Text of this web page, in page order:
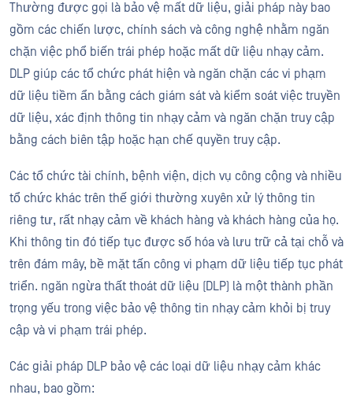
Thường được gọi là bảo vệ mất dữ liệu, giải pháp này bao
gồm các chiến lược, chính sách và công nghệ nhằm ngăn
chặn việc phổ biến trái phép hoặc mất dữ liệu nhạy cảm.
DLP giúp các tổ chức phát hiện và ngăn chặn các vi phạm
dữ liệu tiềm ẩn bằng cách giám sát và kiểm soát việc truyền
dữ liệu, xác định thông tin nhạy cảm và ngăn chặn truy cập
bằng cách biên tập hoặc hạn chế quyền truy cập.
Các tổ chức tài chính, bệnh viện, dịch vụ công cộng và nhiều
tổ chức khác trên thế giới thường xuyên xử lý thông tin
riêng tư, rất nhạy cảm về khách hàng và khách hàng của họ.
Khi thông tin đó tiếp tục được số hóa và lưu trữ cả tại chỗ và
trên đám mây, bề mặt tấn công vi phạm dữ liệu tiếp tục phát
triển. ngăn ngừa thất thoát dữ liệu (DLP) là một thành phần
trọng yếu trong việc bảo vệ thông tin nhạy cảm khỏi bị truy
cập và vi phạm trái phép.
Các giải pháp DLP bảo vệ các loại dữ liệu nhạy cảm khác
nhau, bao gồm: